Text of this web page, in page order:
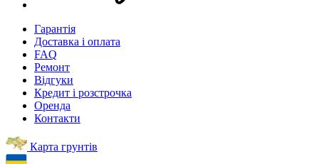
Гарантія
Доставка і оплата
FAQ
Ремонт
Відгуки
Кредит і розстрочка
Оренда
Контакти
Карта грунтів